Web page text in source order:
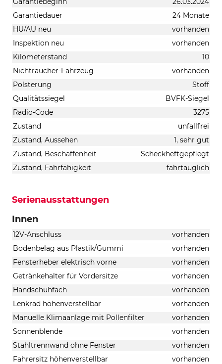
Garantiedauer
24 Monate
HU/AU neu
vorhanden
Inspektion neu
vorhanden
Kilometerstand
10
Nichtraucher-Fahrzeug
vorhanden
Polsterung
Stoff
Qualitätssiegel
BVFK-Siegel
Radio-Code
3275
Zustand
unfallfrei
Zustand, Aussehen
1, sehr gut
Zustand, Beschaffenheit
Scheckheftgepflegt
Zustand, Fahrfähigkeit
fahrtauglich
Serienausstattungen
Innen
12V-Anschluss
vorhanden
Bodenbelag aus Plastik/Gummi
vorhanden
Fensterheber elektrisch vorne
vorhanden
Getränkehalter für Vordersitze
vorhanden
Handschuhfach
vorhanden
Lenkrad höhenverstellbar
vorhanden
Manuelle Klimaanlage mit Pollenfilter
vorhanden
Sonnenblende
vorhanden
Stahltrennwand ohne Fenster
vorhanden
Fahrersitz höhenverstellbar
vorhanden